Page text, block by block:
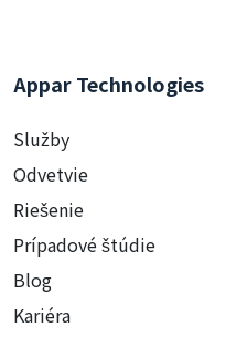
Appar Technologies
Služby
Odvetvie
Riešenie
Prípadové štúdie
Blog
Kariéra